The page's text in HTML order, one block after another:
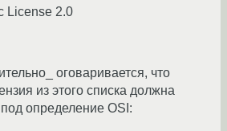
License 2.0
оговаривается, что
из этого списка должна
определение OSI: